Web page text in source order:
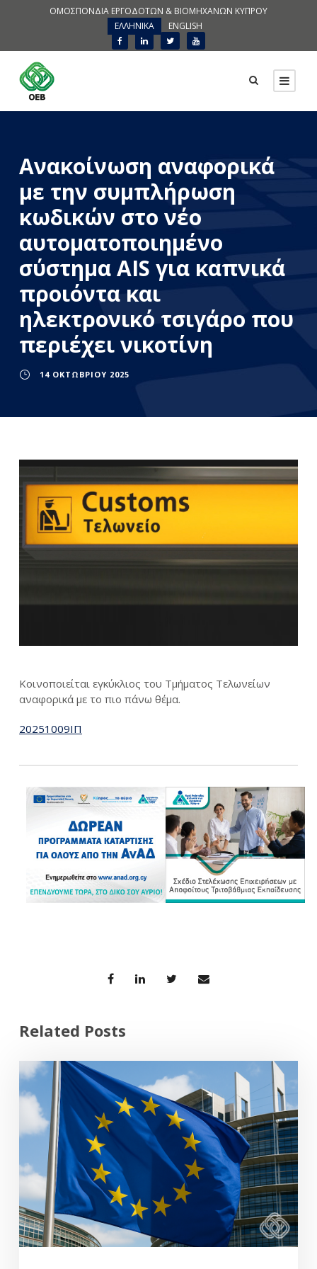
ΟΜΟΣΠΟΝΔΙΑ ΕΡΓΟΔΟΤΩΝ & ΒΙΟΜΗΧΑΝΩΝ ΚΥΠΡΟΥ
ΕΛΛΗΝΙΚΑ
ENGLISH
Ανακοίνωση αναφορικά
με την συμπλήρωση
κωδικών στο νέο
αυτοματοποιημένο
σύστημα AIS για καπνικά
προιόντα και
ηλεκτρονικό τσιγάρο που
περιέχει νικοτίνη
14 ΟΚΤΩΒΡΊΟΥ 2025
Κοινοποιείται εγκύκλιος του Τμήματος Τελωνείων
αναφορικά με το πιο πάνω θέμα.
20251009ΙΠ
Related Posts